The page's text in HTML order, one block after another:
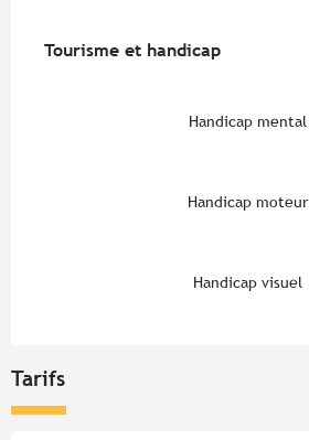
Tourisme et handicap
Tourisme et handicap
Handicap mental
Handicap moteur
Handicap visuel
Tarifs